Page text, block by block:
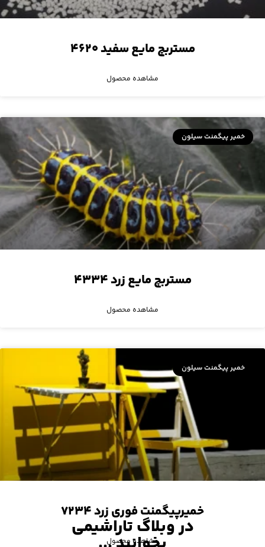
مستربچ مایع سفید ۴۶۲۰
مشاهده محصول
خمیر پیگمنت سیلون
مستربچ مایع زرد ۴۳۳۴
مشاهده محصول
خمیر پیگمنت سیلون
خمیرپیگمنت فوری زرد ۷۲۳۴
مشاهده محصول
در وبلاگ تاراشیمی